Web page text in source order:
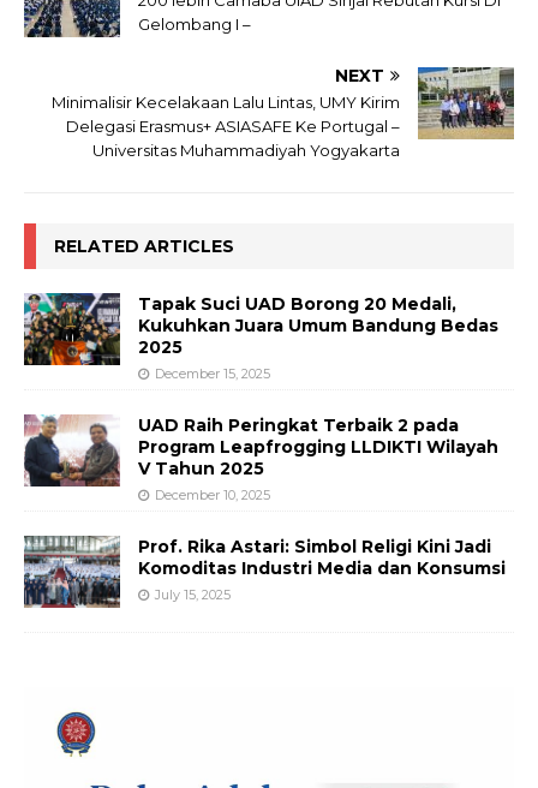
Gelombang I –
NEXT
Minimalisir Kecelakaan Lalu Lintas, UMY Kirim
Delegasi Erasmus+ ASIASAFE Ke Portugal –
Universitas Muhammadiyah Yogyakarta
RELATED ARTICLES
Tapak Suci UAD Borong 20 Medali,
Kukuhkan Juara Umum Bandung Bedas
2025
December 15, 2025
UAD Raih Peringkat Terbaik 2 pada
Program Leapfrogging LLDIKTI Wilayah
V Tahun 2025
December 10, 2025
Prof. Rika Astari: Simbol Religi Kini Jadi
Komoditas Industri Media dan Konsumsi
July 15, 2025